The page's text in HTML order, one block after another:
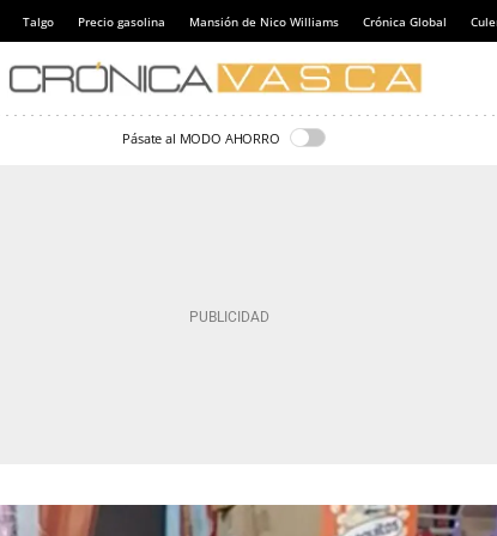
Talgo Precio gasolina Mansión de Nico Williams Crónica Global
Pásate al MODO AHORRO